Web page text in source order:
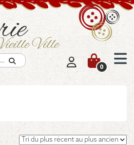
Recherche
0